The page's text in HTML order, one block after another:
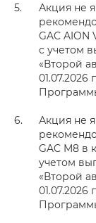
Акция не
GAC AION
с учетом
«Второй
01.07.2026
Акция не
GAC M8 в
учетом
«Второй
01.07.2026